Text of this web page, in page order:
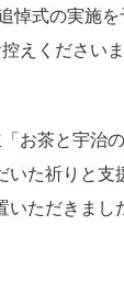
悼式の実施
えください
お茶と宇治
た祈りと支
ただきまし